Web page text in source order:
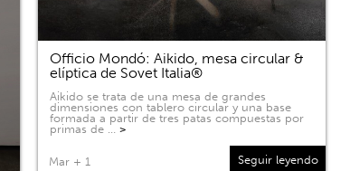
Officio Mondó: Aikido, mesa circular &
elíptica de Sovet Italia®
Aikido se trata de una mesa de grandes
dimensiones con tablero circular y una base
formada a partir de tres patas compuestas por
primas de … >
Mar + 1 Seguir leyendo